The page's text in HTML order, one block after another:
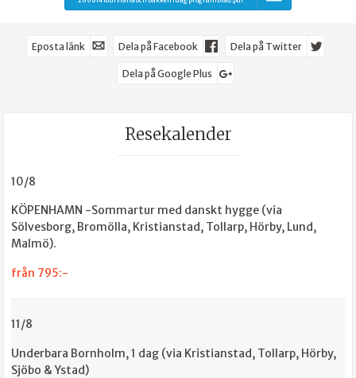
Eposta länk Dela på Facebook Dela på Twitter
Dela på Google Plus
Resekalender
10/8
KÖPENHAMN -Sommartur med danskt hygge (via
Sölvesborg, Bromölla, Kristianstad, Tollarp, Hörby, Lund,
Malmö).
från 795:-
11/8
Underbara Bornholm, 1 dag (via Kristianstad, Tollarp, Hörby,
Sjöbo & Ystad)